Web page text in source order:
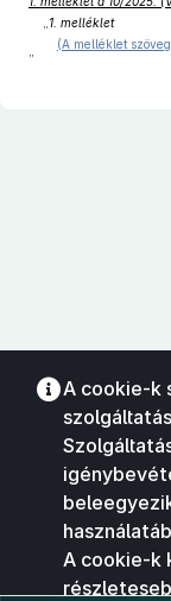
1. melléklet
(A melléklet
”
A cookie-k
A cookie-k